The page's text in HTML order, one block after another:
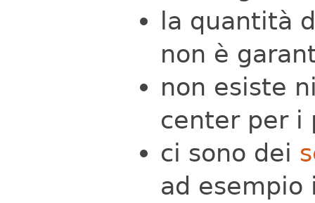
la quantità
non è
non esiste
center per i
ci sono dei
ad